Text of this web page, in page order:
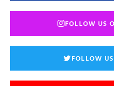
FOLLOW US
FOLLOW